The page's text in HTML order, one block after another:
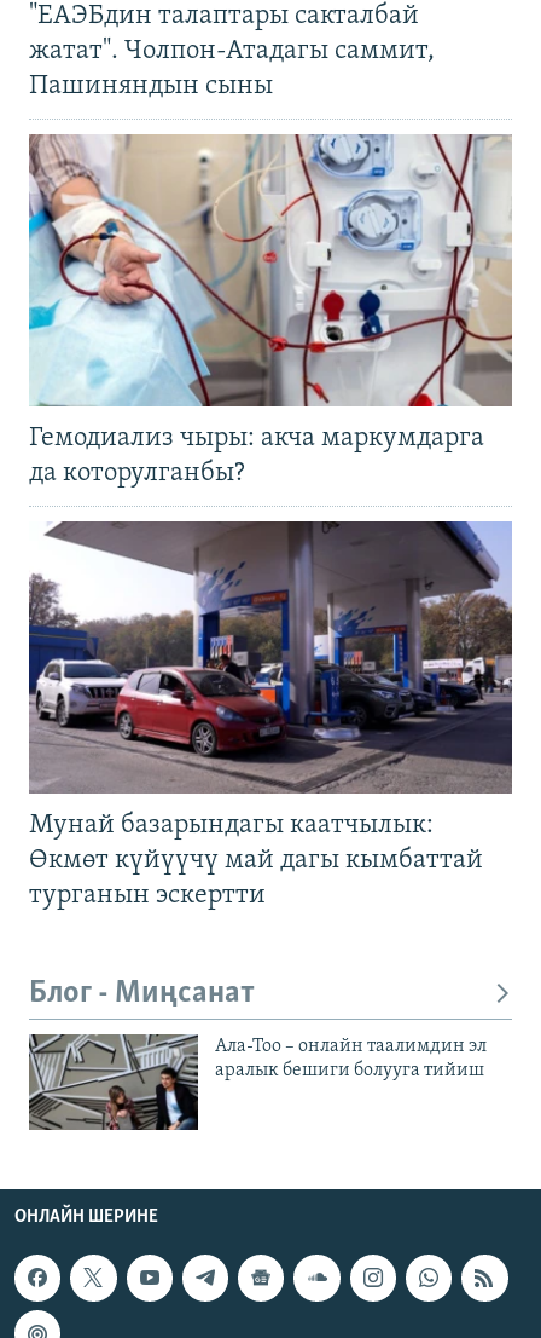
"ЕАЭБдин талаптары сакталбай
жатат". Чолпон-Атадагы саммит,
Пашиняндын сыны
Гемодиализ чыры: акча маркумдарга
да которулганбы?
Мунай базарындагы каатчылык:
Өкмөт күйүүчү май дагы кымбаттай
турганын эскертти
Блог - Миңсанат
Ала-Тоо – онлайн таалимдин эл
аралык бешиги болууга тийиш
ОНЛАЙН ШЕРИНЕ